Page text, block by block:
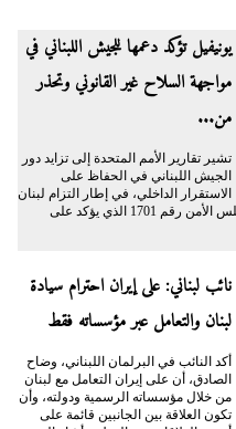
يونيفيل تؤكد دعمها للجيش اللبناني في
مواجهة السلاح غير القانوني وتحذر
من...
تشير تقارير الأمم المتحدة إلى تزايد دور
الجيش اللبناني في الحفاظ على
الاستقرار الداخلي، في إطار التزام لبنان
بالقرارات الدولية ذات الصلة، وخاصة قرار مجلس الأمن رقم 1701 الذي يؤكد على
نائب لبناني: على إيران احترام سيادة
لبنان والتعامل عبر مؤسساته فقط
أكد النائب في البرلمان اللبناني، وضاح
الصادق، أن على إيران التعامل مع لبنان
من خلال مؤسساته الرسمية ودولته، وأن
تكون العلاقة بين الجانبين قائمة على